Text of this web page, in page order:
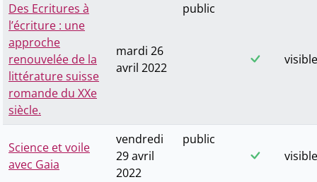
Des Ecritures à
l’écriture : une
approche
renouvelée de la
littérature suisse
romande du XXe
siècle.
mardi 26
avril 2022
public
visible
Science et voile
avec Gaia
vendredi
29 avril
2022
public
visible